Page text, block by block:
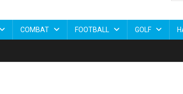
COMBAT FOOTBALL GOLF